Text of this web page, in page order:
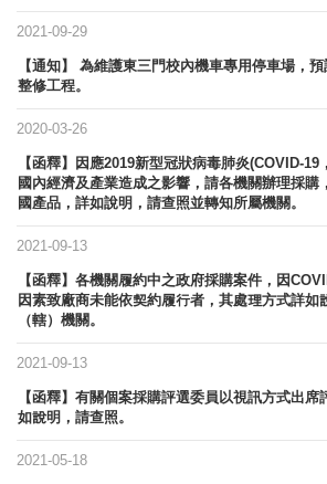
2021-09-29
【通知】 為維護東三門校內機車專用停車場，
整修工程。
2020-03-26
【函釋】因應2019新型冠狀病毒肺炎(COVID-
國內經濟及產業造成之影響，請各機關辦理採購
國產品，詳如說明，請查照並轉知所屬機關。
2021-09-13
【函釋】各機關履約中之政府採購案件，因
因素致廠商未能依契約履行者，其處理方式詳如
（轄）機關。
2021-09-13
【函釋】有關個案採購評選委員以視訊方式出
如說明，請查照。
2021-05-18